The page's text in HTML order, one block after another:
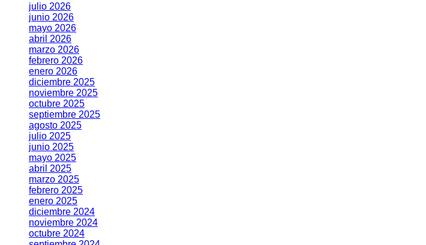
julio 2026
junio 2026
mayo 2026
abril 2026
marzo 2026
febrero 2026
enero 2026
diciembre 2025
noviembre 2025
octubre 2025
septiembre 2025
agosto 2025
julio 2025
junio 2025
mayo 2025
abril 2025
marzo 2025
febrero 2025
enero 2025
diciembre 2024
noviembre 2024
octubre 2024